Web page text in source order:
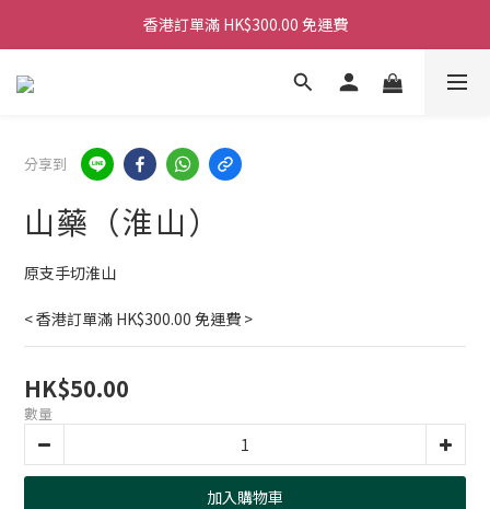
香港訂單滿 HK$300.00 免運費
香港訂單滿 HK$300.00 免運費
香港訂單滿 HK$300.00 免運費
分享到
山藥（淮山）
原支手切淮山
< 香港訂單滿 HK$300.00 免運費 >
HK$50.00
數量
加入購物車